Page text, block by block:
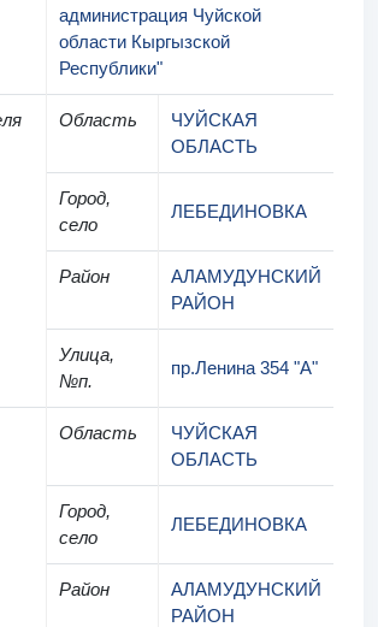
администрация Чуйской
области Кыргызской
Республики"
Область
ЧУЙСКАЯ
ОБЛАСТЬ
Город,
село
ЛЕБЕДИНОВКА
Район
АЛАМУДУНСКИЙ
РАЙОН
Улица,
№п.
пр.Ленина 354 "А"
Область
ЧУЙСКАЯ
ОБЛАСТЬ
Город,
село
ЛЕБЕДИНОВКА
Район
АЛАМУДУНСКИЙ
РАЙОН